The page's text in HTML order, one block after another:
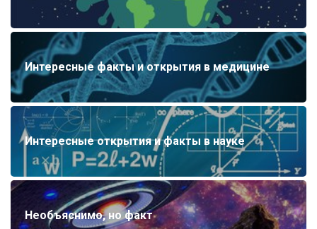
Интересные факты и открытия в медицине
Интересные открытия и факты в науке
Необъяснимо, но факт